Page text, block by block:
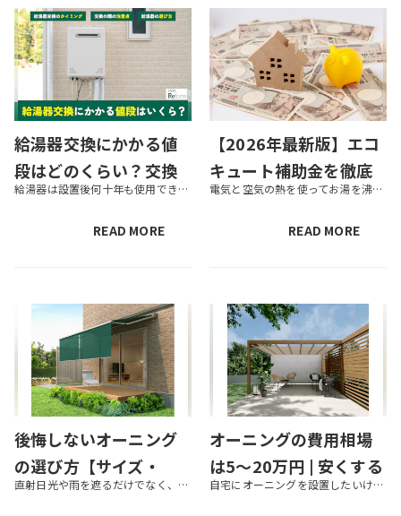
給湯器交換にかかる値
段はどのくらい？交換
の目安や給湯器の選び給湯器は設置後何十年も使用できるものではなく、いつか交換が必要になります。場合によっては特に不具合がなくても交換したほうがよいときもあるでしょう。この記事では、給湯器交換にかかる値段の目安や選び方、交換したほうがよいとき...
READ MORE
【2026年最新版】エコ
キュート補助金を徹底
解説！補助額やさらに
お得に設置する方法を
電気と空気の熱を使ってお湯を沸かす高効率給湯器「エコキュート」を設置する場合、補助金が利用できるかもしれません。エコキュートの補助金として代表的なのは経済産業省の「給湯省エネ2026事業」ですが、ほかにも補助金制度はあり...
READ MORE
後悔しないオーニング
の選び方【サイズ・
色・取付タイプ】
直射日光や雨を遮るだけでなく、節電効果も期待できるオーニング。しかし、デザインやサイズなど商品展開の幅が広いため、「どれにしたらいいの？」と迷ってしまう方も多いのではないでしょうか？ この記事では、主に次の3つのカテゴリ...
オーニングの費用相場
は5～20万円 | 安くする
コツ＆生地の選び方
自宅にオーニングを設置したいけど、どのぐらい費用がかかる？ オーニングにはメンテナンス費用も必要？ この記事では、このような悩みを解決します。 オーニングを設置すれば、日よけや雨よけだけでなくクーラーなどの節電効果も期待...